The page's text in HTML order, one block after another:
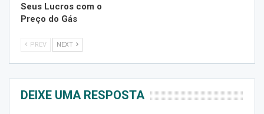
Seus Lucros com o
Preço do Gás
PREV NEXT
DEIXE UMA RESPOSTA